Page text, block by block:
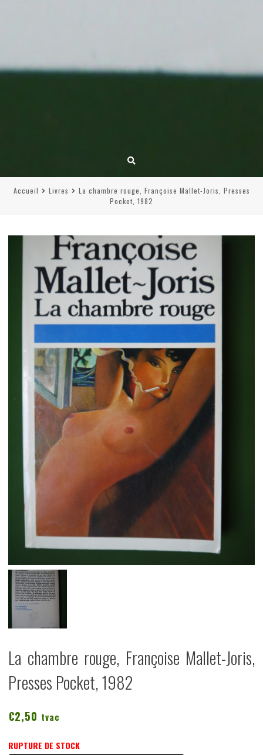
Accueil Livres
La chambre rouge, Françoise Mallet-Joris, Presses
Pocket, 1982
La chambre rouge, Françoise Mallet-Joris,
Presses Pocket, 1982
€2,50 tvac
RUPTURE DE STOCK